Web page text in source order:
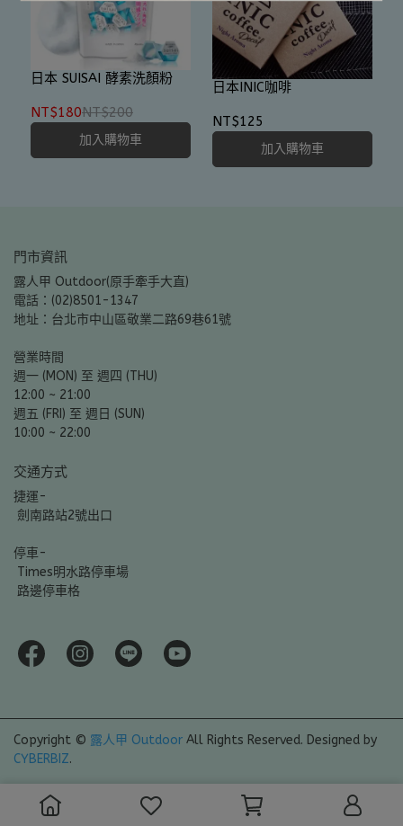
日本 SUISAI 酵素洗顏粉
NT$180NT$200
加入購物車
日本INIC咖啡
NT$125
加入購物車
門市資訊
露人甲 Outdoor(原手牽手大直)
電話：(02)8501-1347
地址：台北市中山區敬業二路69巷61號
營業時間
週一 (MON) 至 週四 (THU)
12:00 ~ 21:00
週五 (FRI) 至 週日 (SUN)
10:00 ~ 22:00
交通方式
捷運-
劍南路站2號出口
停車-
Times明水路停車場
路邊停車格
Copyright © 露人甲 Outdoor All Rights Reserved. Designed by
CYBERBIZ.